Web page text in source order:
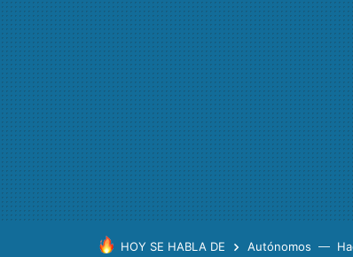
HOY SE HABLA DE Autónomos